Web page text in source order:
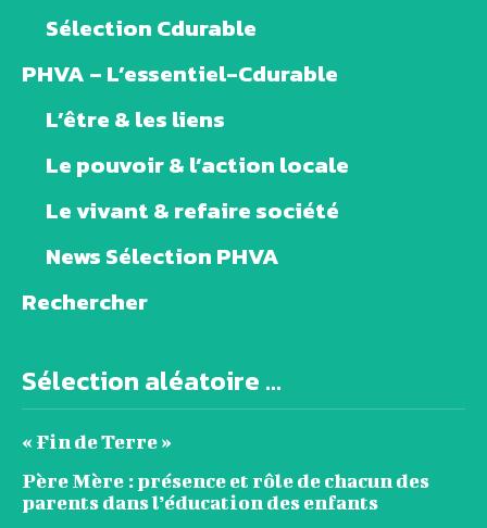
Sélection Cdurable
PHVA – L’essentiel-Cdurable
L’être & les liens
Le pouvoir & l’action locale
Le vivant & refaire société
News Sélection PHVA
Rechercher
Sélection aléatoire ...
« Fin de Terre »
Père Mère : présence et rôle de chacun des
parents dans l’éducation des enfants